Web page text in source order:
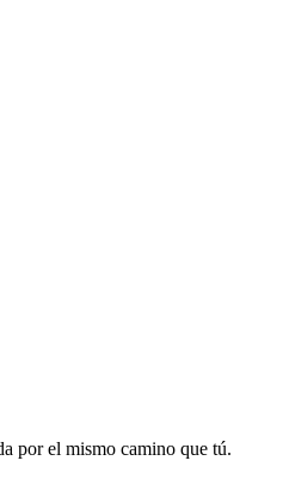
por el mismo camino que tú.